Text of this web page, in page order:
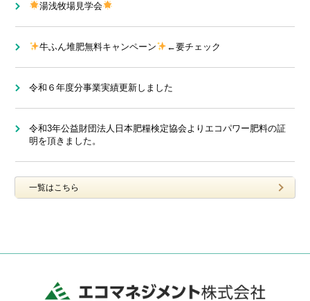
湯浅牧場見学会
牛ふん堆肥無料キャンペーン ←要チェック
令和６年度分事業実績更新しました
令和3年公益財団法人日本肥糧検定協会よりエコパワー肥料の証
明を頂きました。
一覧はこちら